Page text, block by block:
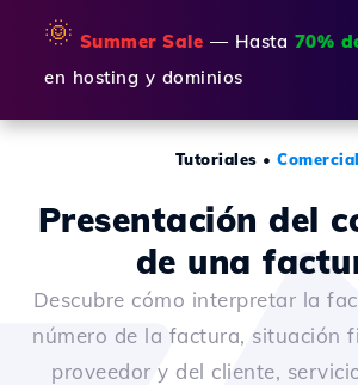
🌞 Summer Sale — Hasta 70%
en hosting y dominios
Tutoriales • Comercial
Presentación del
de una
Descubre cómo interpretar la
número de la factura, situación
proveedor y del cliente,